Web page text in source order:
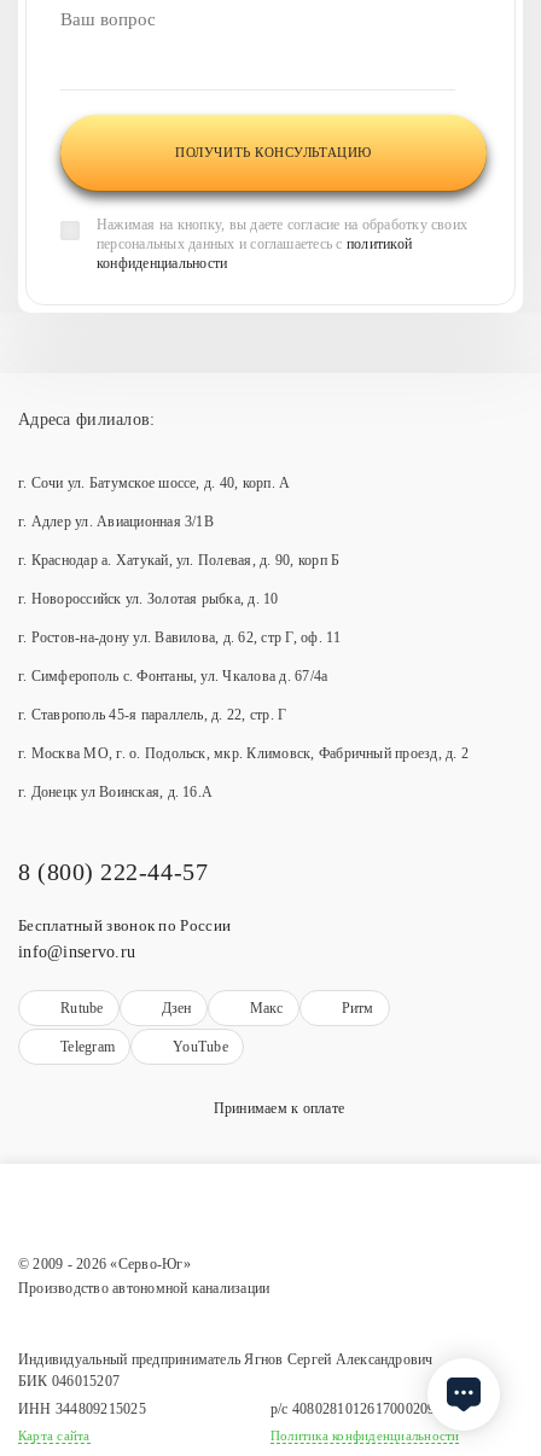
проконсультируют по всем
Нажимая на кнопку, вы даете согласие на обработку своих
персональных данных и соглашаетесь с политикой
конфиденциальности
© 2009 - 2026 «Серво-Юг»
Производство автономной канализации
Индивидуальный предприниматель Ягнов Сергей Александрович
БИК 046015207
ИНН 344809215025
р/с 40802810126170002090
Карта сайта Политика конфиденциальности
Адреса филиалов:
г. Сочи ул. Батумское шоссе, д. 40, корп. А
г. Адлер ул. Авиационная 3/1В
г. Краснодар а. Хатукай, ул. Полевая, д. 90, корп Б
г. Новороссийск ул. Золотая рыбка, д. 10
г. Ростов-на-дону ул. Вавилова, д. 62, стр Г, оф. 11
г. Симферополь с. Фонтаны, ул. Чкалова д. 67/4а
г. Ставрополь 45-я параллель, д. 22, стр. Г
г. Москва МО, г. о. Подольск, мкр. Климовск, Фабричный проезд, д. 2
г. Донецк ул Воинская, д. 16.А
8 (800) 222-44-57
Бесплатный звонок по России
info@inservo.ru
Rutube Дзен Макс Ритм
Telegram YouTube
Принимаем к оплате